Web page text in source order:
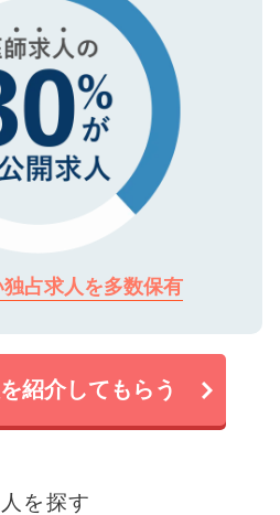
占求人を多数保有
紹介してもらう
を探す